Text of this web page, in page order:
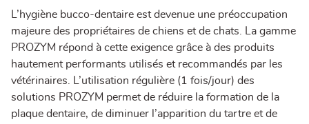
L’hygiène bucco-dentaire est devenue une préoccupation
majeure des propriétaires de chiens et de chats. La gamme
PROZYM répond à cette exigence grâce à des produits
hautement performants utilisés et recommandés par les
vétérinaires. L’utilisation régulière (1 fois/jour) des
solutions PROZYM permet de réduire la formation de la
plaque dentaire, de diminuer l’apparition du tartre et de